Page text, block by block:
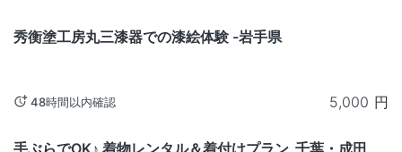
秀衡塗工房丸三漆器での漆絵体験 -岩手県
48時間以内確認 5,000 円
手ぶらでOK♪ 着物レンタル＆着付けプラン_千葉・成田